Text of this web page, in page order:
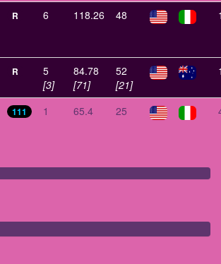
R 6 118.26 48
R
5
[3]
84.78
[71]
52
[21]
111 1 65.4 25